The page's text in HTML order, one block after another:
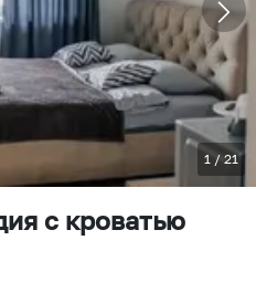
1 / 21
с кроватью